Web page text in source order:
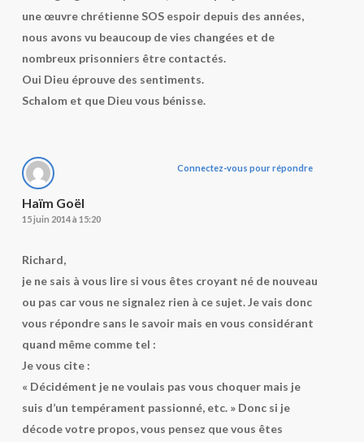
une œuvre chrétienne SOS espoir depuis des années,
nous avons vu beaucoup de vies changées et de
nombreux prisonniers être contactés.
Oui Dieu éprouve des sentiments.
Schalom et que Dieu vous bénisse.
Haïm Goël
15 juin 2014 à 15:20
Richard,
je ne sais à vous lire si vous êtes croyant né de nouveau
ou pas car vous ne signalez rien à ce sujet. Je vais donc
vous répondre sans le savoir mais en vous considérant
quand même comme tel :
Je vous cite :
« Décidément je ne voulais pas vous choquer mais je
suis d’un tempérament passionné, etc. » Donc si je
décode votre propos, vous pensez que vous êtes
Connectez-vous pour répondre